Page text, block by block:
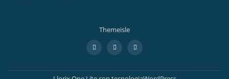
Themeisle
secondario
fa-
facebook
fa-
twitter
fa-
google-
square